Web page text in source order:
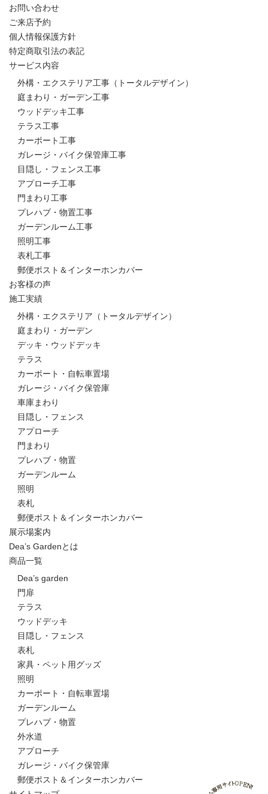
お問い合わせ
ご来店予約
個人情報保護方針
特定商取引法の表記
サービス内容
外構・エクステリア工事（トータルデザイン）
庭まわり・ガーデン工事
ウッドデッキ工事
テラス工事
カーポート工事
ガレージ・バイク保管庫工事
目隠し・フェンス工事
アプローチ工事
門まわり工事
プレハブ・物置工事
ガーデンルーム工事
照明工事
表札工事
郵便ポスト＆インターホンカバー
お客様の声
施工実績
外構・エクステリア（トータルデザイン）
庭まわり・ガーデン
デッキ・ウッドデッキ
テラス
カーポート・自転車置場
ガレージ・バイク保管庫
車庫まわり
目隠し・フェンス
アプローチ
門まわり
プレハブ・物置
ガーデンルーム
照明
表札
郵便ポスト＆インターホンカバー
展示場案内
Dea’s Gardenとは
商品一覧
Dea’s garden
門扉
テラス
ウッドデッキ
目隠し・フェンス
表札
家具・ペット用グッズ
照明
カーポート・自転車置場
ガーデンルーム
プレハブ・物置
外水道
アプローチ
ガレージ・バイク保管庫
郵便ポスト＆インターホンカバー